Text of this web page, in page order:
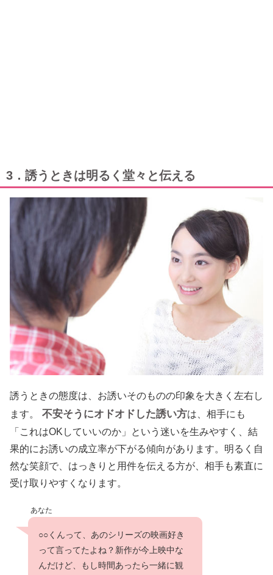
3．誘うときは明るく堂々と伝える
誘うときの態度は、お誘いそのものの印象を大きく左右し
ます。
不安そうにオドオドした誘い方は、相手にも
「これはOKしていいのか」という迷いを生みやすく、結
果的にお誘いの成立率が下がる傾向があります。明るく自
然な笑顔で、はっきりと用件を伝える方が、相手も素直に
受け取りやすくなります。
あなた
○○くんって、あのシリーズの映画好き
って言ってたよね？新作が今上映中な
んだけど、もし時間あったら一緒に観